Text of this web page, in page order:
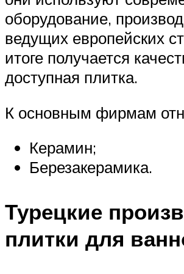
оборудование,
ведущих европейских
итоге получается
доступная плитка.
К основным фирмам
Керамин;
Березакерамика.
Турецкие
плитки для